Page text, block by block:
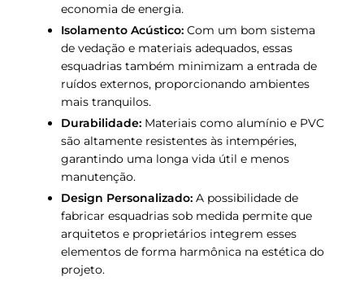
economia de energia.
Isolamento Acústico: Com um bom sistema
de vedação e materiais adequados, essas
esquadrias também minimizam a entrada de
ruídos externos, proporcionando ambientes
mais tranquilos.
Durabilidade: Materiais como alumínio e PVC
são altamente resistentes às intempéries,
garantindo uma longa vida útil e menos
manutenção.
Design Personalizado: A possibilidade de
fabricar esquadrias sob medida permite que
arquitetos e proprietários integrem esses
elementos de forma harmônica na estética do
projeto.